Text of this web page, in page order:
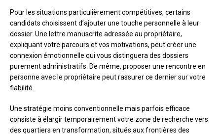
Pour les situations particulièrement compétitives, certains
candidats choisissent d’ajouter une touche personnelle à leur
dossier. Une lettre manuscrite adressée au propriétaire,
expliquant votre parcours et vos motivations, peut créer une
connexion émotionnelle qui vous distinguera des dossiers
purement administratifs. De même, proposer une rencontre en
personne avec le propriétaire peut rassurer ce dernier sur votre
fiabilité.
Une stratégie moins conventionnelle mais parfois efficace
consiste à élargir temporairement votre zone de recherche vers
des quartiers en transformation, situés aux frontières des